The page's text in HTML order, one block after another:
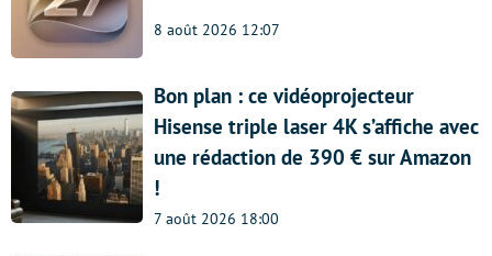
8 août 2026 12:07
Bon plan : ce vidéoprojecteur
Hisense triple laser 4K s’affiche avec
une rédaction de 390 € sur Amazon
!
7 août 2026 18:00